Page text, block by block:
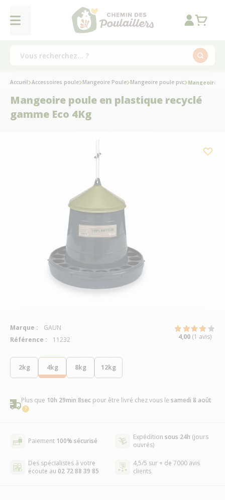
2kg 4kg 8kg 12kg
Plus que 10h 29min 7sec pour être livré chez vous le samedi 8 août
Paiement 100% sécurisé Expédition sous 24h (jours
ouvrés)
Des spécialistes à votre
écoute au 02 72 88 39 85
4,5/5 sur + de 7000 avis
clients
Accueil Accessoires poule Mangeoire Poule Mangeoire poule pvc Mangeoire
Mangeoire poule en plastique recyclé
gamme Eco 4Kg
Marque :
GAUN
Référence :
11232 4,00 (1 avis)